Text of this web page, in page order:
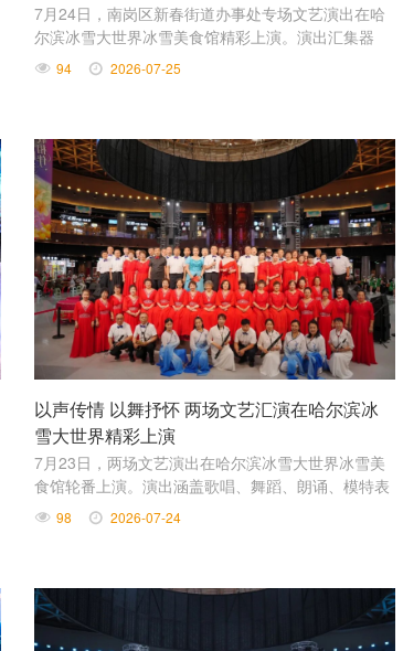
7月24日，南岗区新春街道办事处专场文艺演出在哈
尔滨冰雪大世界冰雪美食馆精彩上演。演出汇集器
乐、声乐、各类舞蹈、时装走秀、特色鼓乐等丰富表
演形式，为现场观众带来沉浸式的观赏体验。
94 2026-07-25
以声传情 以舞抒怀 两场文艺汇演在哈尔滨冰
雪大世界精彩上演
7月23日，两场文艺演出在哈尔滨冰雪大世界冰雪美
食馆轮番上演。演出涵盖歌唱、舞蹈、朗诵、模特表
演等多种形式，为现场观众带来了一场艺术盛宴。
98 2026-07-24